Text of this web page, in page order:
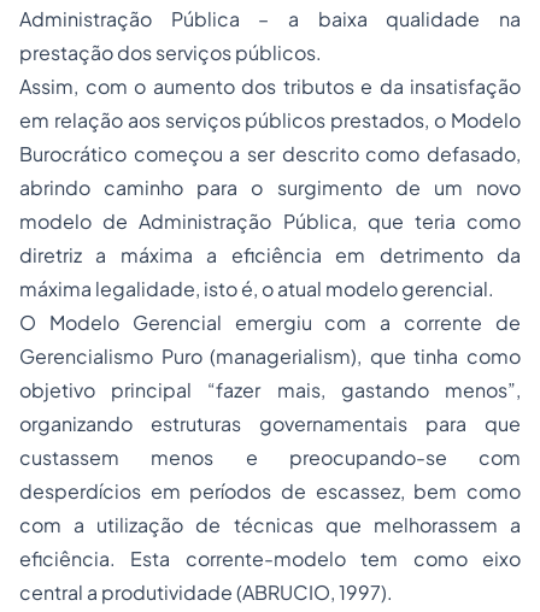
Administração Pública – a baixa qualidade na
prestação dos serviços públicos.
Assim, com o aumento dos tributos e da insatisfação
em relação aos serviços públicos prestados, o Modelo
Burocrático começou a ser descrito como defasado,
abrindo caminho para o surgimento de um novo
modelo de Administração Pública, que teria como
diretriz a máxima a eficiência em detrimento da
máxima legalidade, isto é, o atual modelo gerencial.
O Modelo Gerencial emergiu com a corrente de
Gerencialismo Puro (managerialism), que tinha como
objetivo principal “fazer mais, gastando menos”,
organizando estruturas governamentais para que
custassem menos e preocupando-se com
desperdícios em períodos de escassez, bem como
com a utilização de técnicas que melhorassem a
eficiência. Esta corrente-modelo tem como eixo
central a produtividade (ABRUCIO, 1997).